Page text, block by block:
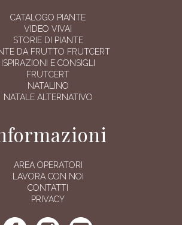
CATALOGO PIANTE
VIDEO VIVAI
STORIE DI PIANTE
DA FRUTTO FRUTCERT
ISPIRAZIONI E CONSIGLI
FRUTCERT
NATALINO
NATALE ALTERNATIVO
AREA OPERATORI
LAVORA CON NOI
CONTATTI
PRIVACY